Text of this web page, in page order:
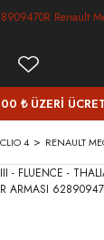
₺ ÜZERİ
CLIO 4 RENAULT